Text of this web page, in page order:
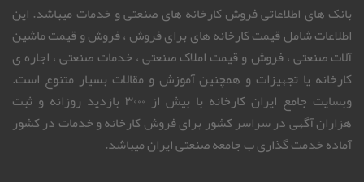
بانک های اطلاعاتی فروش کارخانه های صنعتی و خدمات میباشد. این
اطلاعات شامل قیمت کارخانه های برای فروش ، فروش و قیمت ماشین
آلات صنعتی ، فروش و قیمت املاک صنعتی ، خدمات صنعتی ، اجاره ی
کارخانه یا تجهیزات و همچنین آموزش و مقالات بسیار متنوع است.
وبسایت جامع ایران کارخانه با بیش از ۳۰۰۰ بازدید روزانه و ثبت
هزاران آگهی در سراسر کشور برای فروش کارخانه و خدمات در کشور
آماده خدمت گذاری ب جامعه صنعتی ایران میباشد.